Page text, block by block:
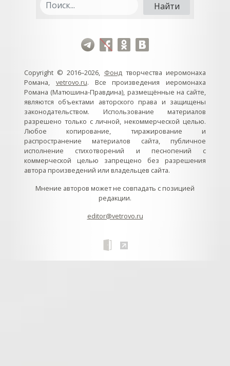
Copyright © 2016–2026, Фондтворчества иеромонаха
Романа, vetrovo.ru. Все произведения иеромонаха
Романа (Матюшина-Правдина), размещённые на сайте,
являются объектами авторского права и защищены
законодательством. Использование материалов
разрешено только с личной, некоммерческой целью.
Любое копирование, тиражирование и
распространение материалов сайта, публичное
исполнение стихотворений и песнопений с
коммерческой целью запрещено без разрешения
автора произведений или владельцев сайта.
Мнение авторов может не совпадать с позицией
редакции.
editor@vetrovo.ru